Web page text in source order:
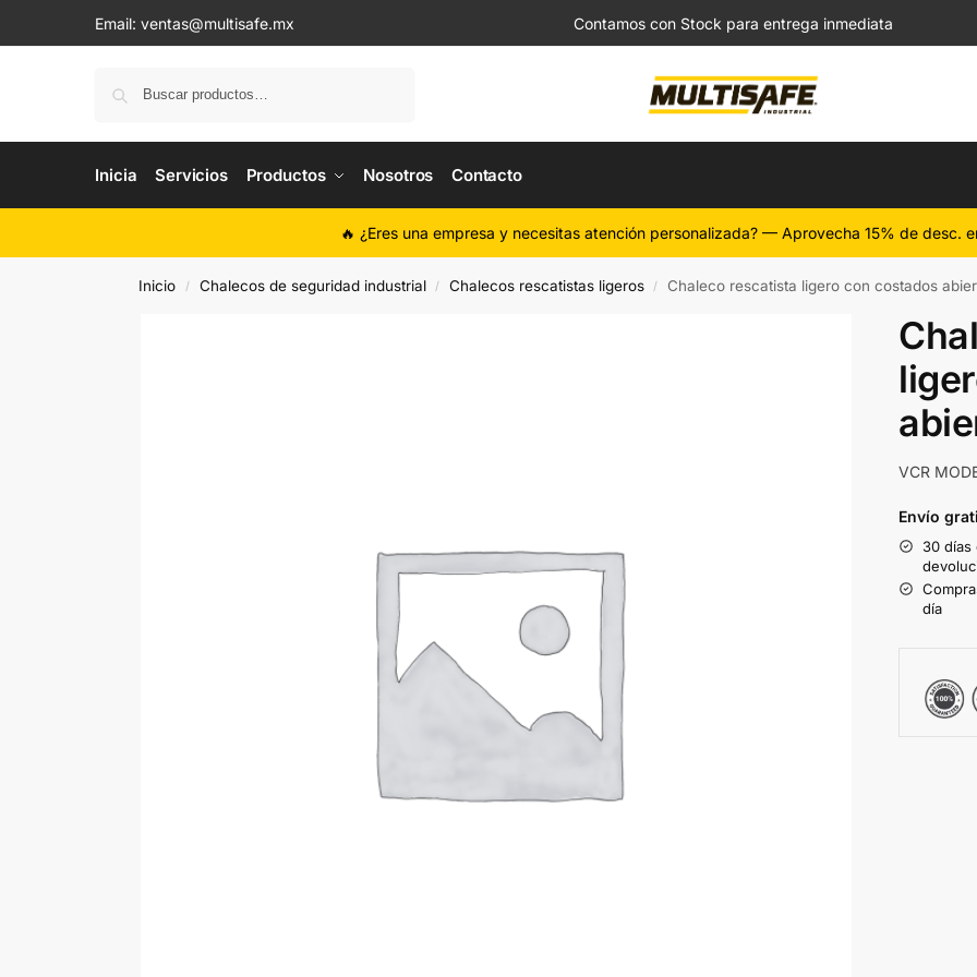
Email: ventas@multisafe.mx Contamos con Stock para entrega inmediata
Inicia Servicios Productos Nosotros Contacto
🔥 ¿Eres una empresa y necesitas atención personalizada? — Aprovecha 15% de desc.
Inicio / Chalecos de seguridad industrial / Chalecos rescatistas ligeros / Chaleco rescatista ligero con costados
VCR
Envío
30 días
día